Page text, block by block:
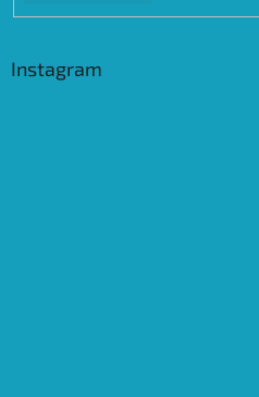
Instagram